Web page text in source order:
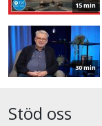
15 min
30 min
Stöd oss